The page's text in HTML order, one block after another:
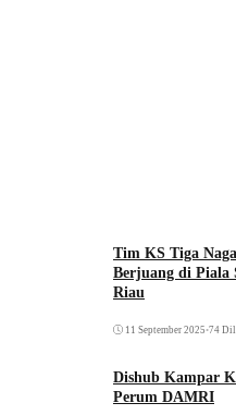
Tim KS Tiga
Berjuang di Piala
Riau
11 September 2025 •74
Dishub Kampar
Perum DAMRI